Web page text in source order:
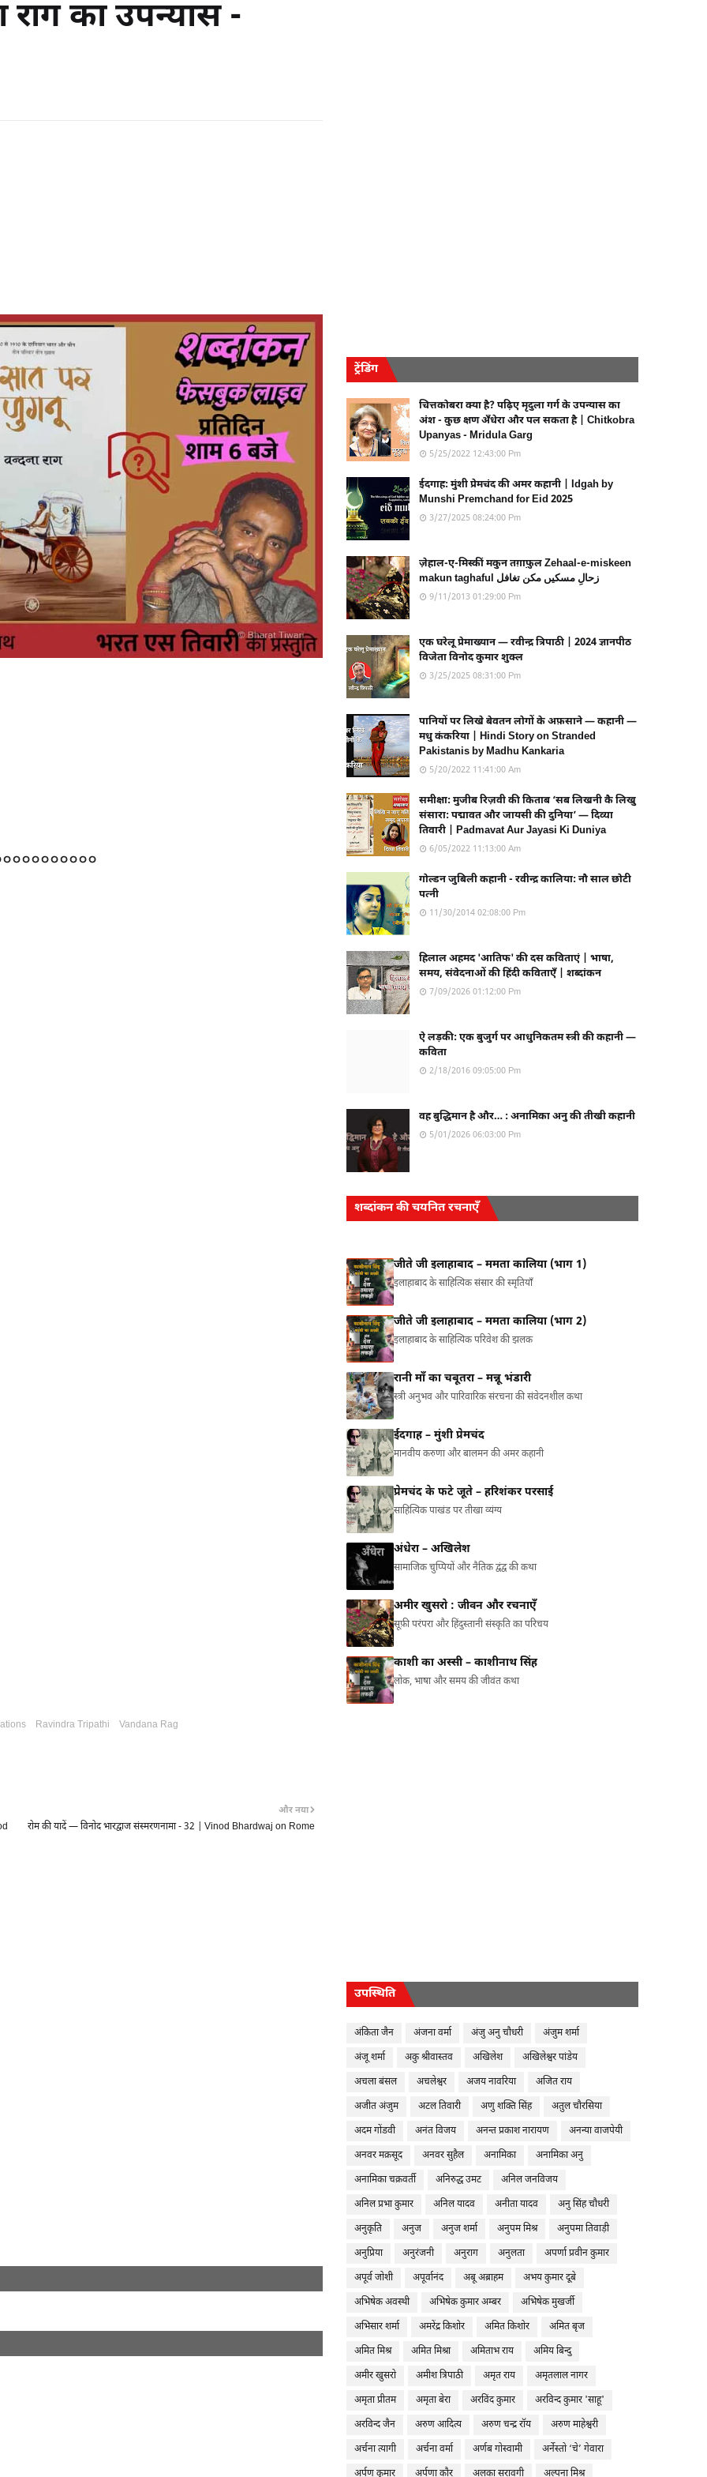
का उपन्यास -
Ravindra Tripathi Vandana Rag
और नया
रोम की यादें — विनोद भारद्वाज संस्मरणनामा - 32 | Vinod Bhardwaj on Rome
ट्रेंडिंग
चित्तकोबरा क्या है? पढ़िए मृदुला गर्ग के उपन्यास का
अंश - कुछ क्षण अँधेरा और पल सकता है | Chitkobra
Upanyas - Mridula Garg
5/25/2022 12:43:00 Pm
ईदगाह: मुंशी प्रेमचंद की अमर कहानी | Idgah by
Munshi Premchand for Eid 2025
3/27/2025 08:24:00 Pm
ज़ेहाल-ए-मिस्कीं मकुन तग़ाफ़ुल Zehaal-e-miskeen
makun taghaful زحالِ مسکیں مکن تغافل
9/11/2013 01:29:00 Pm
एक घरेलू प्रेमाख्यान — रवीन्द्र त्रिपाठी | 2024 ज्ञानपीठ
विजेता विनोद कुमार शुक्ल
3/25/2025 08:31:00 Pm
पानियों पर लिखे बेवतन लोगों के अफ़साने — कहानी —
मधु कंकरिया | Hindi Story on Stranded
Pakistanis by Madhu Kankaria
5/20/2022 11:41:00 Am
समीक्षा: मुजीब रिज़वी की किताब ‘सब लिखनी कै लिखु
संसारा: पद्मावत और जायसी की दुनिया’ — दिव्या
तिवारी | Padmavat Aur Jayasi Ki Duniya
6/05/2022 11:13:00 Am
गोल्डन जुबिली कहानी - रवीन्द्र कालिया: नौ साल छोटी
पत्नी
11/30/2014 02:08:00 Pm
हिलाल अहमद 'आतिफ' की दस कविताएं | भाषा,
समय, संवेदनाओं की हिंदी कविताएँ | शब्दांकन
7/09/2026 01:12:00 Pm
ऐ लड़की: एक बुजुर्ग पर आधुनिकतम स्त्री की कहानी —
कविता
2/18/2016 09:05:00 Pm
वह बुद्धिमान है और… : अनामिका अनु की तीखी कहानी
5/01/2026 06:03:00 Pm
शब्दांकन की चयनित रचनाएँ
जीते जी इलाहाबाद – ममता कालिया (भाग 1)
इलाहाबाद के साहित्यिक संसार की स्मृतियाँ
जीते जी इलाहाबाद – ममता कालिया (भाग 2)
इलाहाबाद के साहित्यिक परिवेश की झलक
रानी माँ का चबूतरा – मन्नू भंडारी
स्त्री अनुभव और पारिवारिक संरचना की संवेदनशील कथा
ईदगाह – मुंशी प्रेमचंद
मानवीय करुणा और बालमन की अमर कहानी
प्रेमचंद के फटे जूते – हरिशंकर परसाई
साहित्यिक पाखंड पर तीखा व्यंग्य
अंधेरा – अखिलेश
सामाजिक चुप्पियों और नैतिक द्वंद्व की कथा
अमीर खुसरो : जीवन और रचनाएँ
सूफ़ी परंपरा और हिंदुस्तानी संस्कृति का परिचय
काशी का अस्सी – काशीनाथ सिंह
लोक, भाषा और समय की जीवंत कथा
उपस्थिति
अंकिता जैन अंजना वर्मा अंजु अनु चौधरी
अंजुम शर्मा
अंजू शर्मा
अकु श्रीवास्तव अखिलेश
अखिलेश्वर पांडेय
अचला बंसल
अचलेश्वर अजय नावरिया
अजित राय
अजीत अंजुम
अटल तिवारी अणु शक्ति सिंह
अतुल चौरसिया
अदम गोंडवी
अनंत विजय अनन्त प्रकाश नारायण
अनन्या वाजपेयी
अनवर मक़सूद
अनवर सुहैल अनामिका
अनामिका अनु
अनामिका चक्रवर्ती
अनिरुद्ध उमट
अनिल जनविजय
अनिल प्रभा कुमार
अनिल यादव अनीता यादव
अनु सिंह चौधरी
अनुकृति
अनुज अनुज शर्मा अनुपम मिश्र
अनुपमा तिवाड़ी
अनुप्रिया
अनुरंजनी अनुराग अनुलता
अपर्णा प्रवीन कुमार
अपूर्व जोशी
अपूर्वानंद अबू अब्राहम
अभय कुमार दूबे
अभिषेक अवस्थी
अभिषेक कुमार अम्बर
अभिषेक मुखर्जी
अभिसार शर्मा
अमरेंद्र किशोर अमित किशोर
अमित बृज
अमित मिश्र
अमित मिश्रा अमिताभ राय
अमिय बिन्दु
अमीर खुसरो
अमीश त्रिपाठी अमृत राय
अमृतलाल नागर
अमृता प्रीतम
अमृता बेरा अरविंद कुमार
अरविन्द कुमार 'साहू'
अरविन्द जैन
अरुण आदित्य अरुण चन्द्र रॉय
अरुण माहेश्वरी
अर्चना त्यागी
अर्चना वर्मा अर्णब गोस्वामी
अर्नेस्तो ‘चे’ गेवारा
अर्पण कुमार
अर्पणा कौर अलका सरावगी अल्पना मिश्र